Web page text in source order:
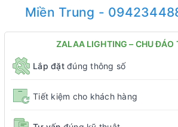
Miền Trung -
ZALAA LIGHTING – CHU ĐÁO
Lắp đặtđúng thông số
Tiết kiệm cho khách hàng